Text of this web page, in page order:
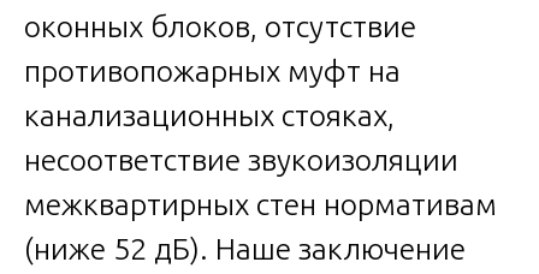
оконных блоков, отсутствие
противопожарных муфт на
канализационных стояках,
несоответствие звукоизоляции
межквартирных стен нормативам
(ниже 52 дБ). Наше заключение